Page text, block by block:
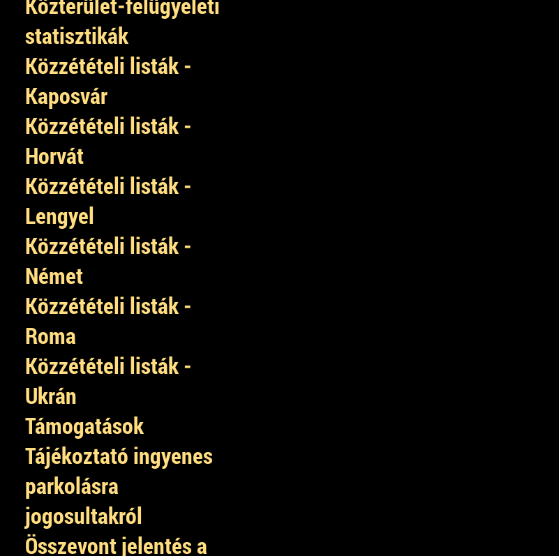
statisztikák
Közzétételi listák -
Kaposvár
Közzétételi listák -
Horvát
Közzétételi listák -
Lengyel
Közzétételi listák -
Német
Közzétételi listák -
Roma
Közzétételi listák -
Ukrán
Támogatások
Tájékoztató ingyenes
parkolásra
jogosultakról
Összevont jelentés a